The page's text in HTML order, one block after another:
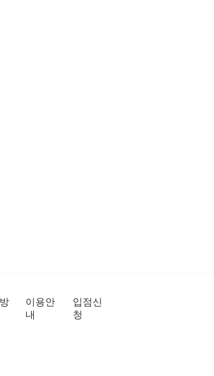
이용안
내
입점신
청